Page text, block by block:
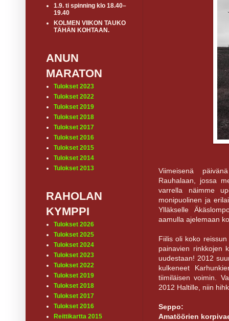
Viimeisenä
Rauhalaan, jossa
varrella näimme
monipuolinen ja
Ylläkselle
aamulla ajelemaan
Fiilis oli koko
painavien rinkkojen
uudestaan! 2012
kulkeneet
tiimiläisen voimin.
2012 Haltille, niin
Seppo:
Amatöörien
1.9. ti spinning klo 18.40–
19.40
KOLMEN VIIKON TAUKO
TÄHÄN KOHTAAN.
ANUN
MARATON
Tulokset 2023
Tulokset 2022
Tulokset 2019
Tulokset 2018
Tulokset 2017
Tulokset 2016
Tulokset 2015
Tulokset 2014
Tulokset 2013
RAHOLAN
KYMPPI
Tulokset 2026
Tulokset 2025
Tulokset 2024
Tulokset 2023
Tulokset 2022
Tulokset 2019
Tulokset 2018
Tulokset 2017
Tulokset 2016
Reittikartta 2015